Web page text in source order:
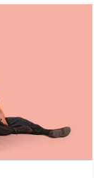
tänä
ja Jukka